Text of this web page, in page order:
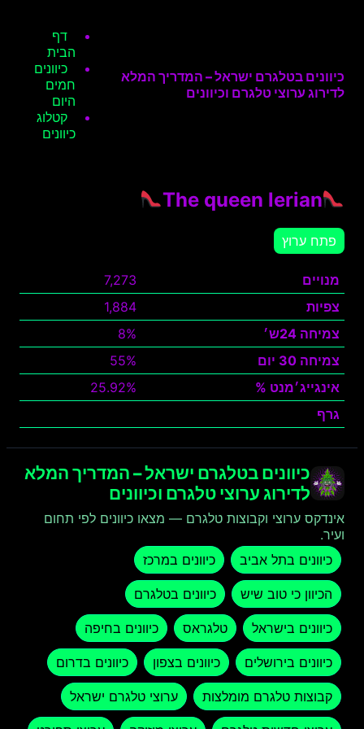
כיוונים בטלגרם ישראל – המדריך המלא
לדירוג ערוצי טלגרם וכיוונים
דף
הבית
כיוונים
חמים
היום
קטלוג
כיוונים
The queen lerian
פתח ערוץ
מנויים
7,273
צפיות
1,884
צמיחה 24ש׳
8%
צמיחה 30 יום
55%
אינגייג׳מנט %
25.92%
גרף
כיוונים בטלגרם ישראל – המדריך המלא
לדירוג ערוצי טלגרם וכיוונים
אינדקס ערוצי וקבוצות טלגרם — מצאו כיוונים לפי תחום
ועיר.
כיוונים בתל אביב
כיוונים במרכז
הכיוון כי טוב שיש כיוונים בטלגרם
כיוונים בישראל טלגראס כיוונים בחיפה
כיוונים בירושלים כיוונים בצפון כיוונים בדרום
קבוצות טלגרם מומלצות ערוצי טלגרם ישראל